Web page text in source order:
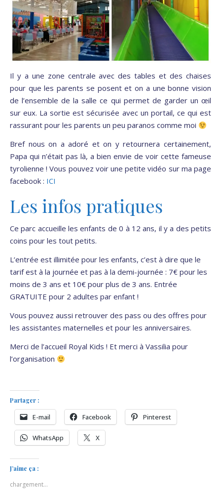
Il y a une zone centrale avec des tables et des chaises
pour que les parents se posent et on a une bonne vision
de l’ensemble de la salle ce qui permet de garder un œil
sur eux. La sortie est sécurisée avec un portail, ce qui est
rassurant pour les parents un peu paranos comme moi
Bref nous on a adoré et on y retournera certainement,
Papa qui n’était pas là, a bien envie de voir cette fameuse
tyrolienne ! Vous pouvez voir une petite vidéo sur ma page
facebook : ICI
Les infos pratiques
Ce parc accueille les enfants de 0 à 12 ans, il y a des petits
coins pour les tout petits.
L’entrée est illimitée pour les enfants, c’est à dire que le
tarif est à la journée et pas à la demi-journée : 7€ pour les
moins de 3 ans et 10€ pour plus de 3 ans. Entrée
GRATUITE pour 2 adultes par enfant !
Vous pouvez aussi retrouver des pass ou des offres pour
les assistantes maternelles et pour les anniversaires.
Merci de l’accueil Royal Kids ! Et merci à Vassilia pour
l’organisation
Partager :
E-mail Facebook Pinterest
WhatsApp X
J’aime ça :
chargement…